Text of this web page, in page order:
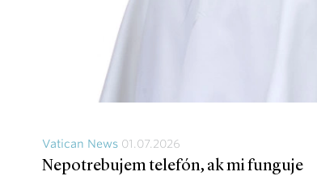
Vatican News 01.07.2026
Nepotrebujem telefón, ak mi funguje